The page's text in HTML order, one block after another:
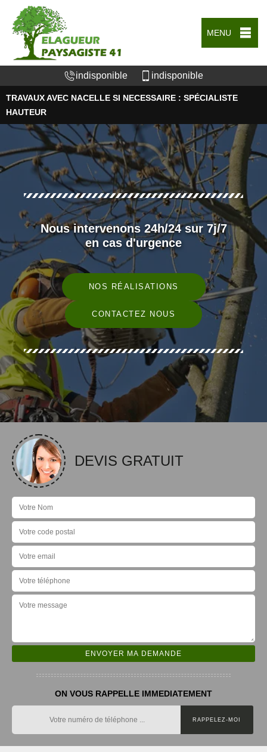
MENU
indisponible indisponible
TRAVAUX AVEC NACELLE SI NECESSAIRE : SPÉCIALISTE
HAUTEUR
Nous intervenons 24h/24 sur 7j/7
en cas d'urgence
NOS RÉALISATIONS
CONTACTEZ NOUS
DEVIS GRATUIT
ON VOUS RAPPELLE IMMEDIATEMENT